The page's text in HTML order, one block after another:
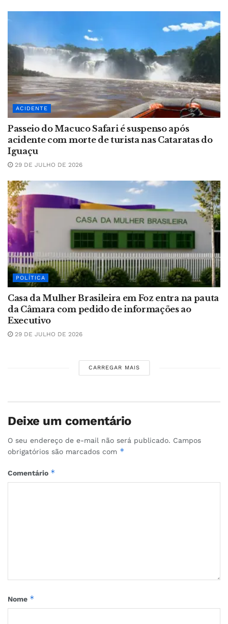
ACIDENTE
Passeio do Macuco Safari é suspenso após
acidente com morte de turista nas Cataratas do
Iguaçu
29 DE JULHO DE 2026
POLÍTICA
Casa da Mulher Brasileira em Foz entra na pauta
da Câmara com pedido de informações ao
Executivo
29 DE JULHO DE 2026
CARREGAR MAIS
Deixe um comentário
O seu endereço de e-mail não será publicado. Campos
obrigatórios são marcados com *
Comentário *
Nome *